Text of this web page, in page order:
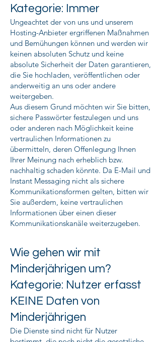
Kategorie: Immer
Ungeachtet der von uns und unserem
Hosting-Anbieter ergriffenen Maßnahmen
und Bemühungen können und werden wir
keinen absoluten Schutz und keine
absolute Sicherheit der Daten garantieren,
die Sie hochladen, veröffentlichen oder
anderweitig an uns oder andere
weitergeben.
Aus diesem Grund möchten wir Sie bitten,
sichere Passwörter festzulegen und uns
oder anderen nach Möglichkeit keine
vertraulichen Informationen zu
übermitteln, deren Offenlegung Ihnen
Ihrer Meinung nach erheblich bzw.
nachhaltig schaden könnte. Da E-Mail und
Instant Messaging nicht als sichere
Kommunikationsformen gelten, bitten wir
Sie außerdem, keine vertraulichen
Informationen über einen dieser
Kommunikationskanäle weiterzugeben.
Wie gehen wir mit
Minderjährigen um?
Kategorie: Nutzer erfasst
KEINE Daten von
Minderjährigen
Die Dienste sind nicht für Nutzer